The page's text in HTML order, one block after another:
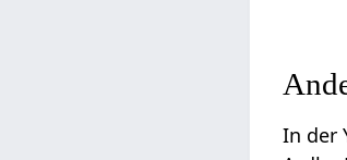
In der